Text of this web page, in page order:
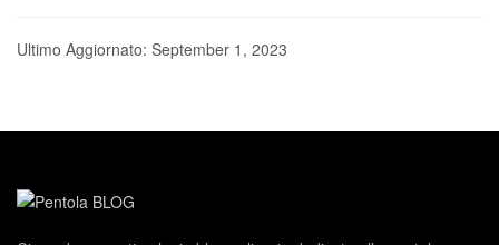
Ultimo Aggiornato: September 1, 2023